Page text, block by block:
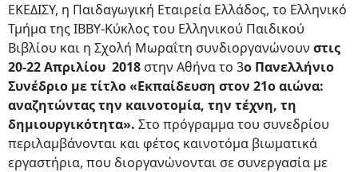
ΕΚΕΔΙΣΥ, η Παιδαγωγική Εταιρεία Ελλάδος, το Ελληνικό
Τμήμα της ΙΒΒΥ-Κύκλος του Ελληνικού Παιδικού
Βιβλίου και η Σχολή Μωραΐτη συνδιοργανώνουν στις
20-22 Απριλίου 2018 στην Αθήνα το 3ο Πανελλήνιο
Συνέδριο με τίτλο «Εκπαίδευση στον 21ο αιώνα:
αναζητώντας την καινοτομία, την τέχνη, τη
δημιουργικότητα». Στο πρόγραμμα του συνεδρίου
περιλαμβάνονται και φέτος καινοτόμα βιωματικά
εργαστήρια, που διοργανώνονται σε συνεργασία με